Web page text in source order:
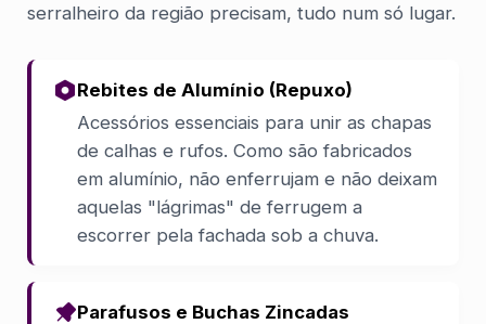
serralheiro da região precisam, tudo num só lugar.
Rebites de Alumínio (Repuxo)
Acessórios essenciais para unir as chapas
de calhas e rufos. Como são fabricados
em alumínio, não enferrujam e não deixam
aquelas "lágrimas" de ferrugem a
escorrer pela fachada sob a chuva.
Parafusos e Buchas Zincadas